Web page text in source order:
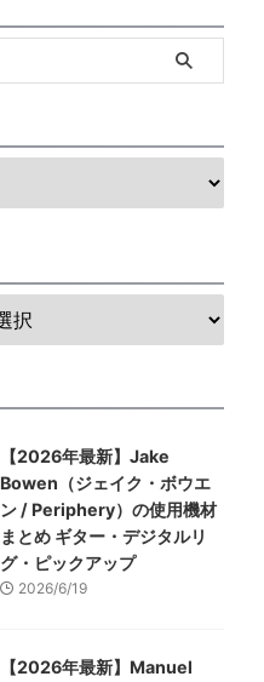
【2026年最新】Jake
Bowen（ジェイク・ボウエ
ン / Periphery）の使用機材
まとめ ギター・デジタルリ
グ・ピックアップ
2026/6/19
【2026年最新】Manuel